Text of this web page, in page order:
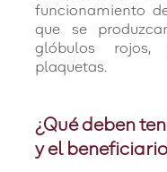
funcionamiento
que se
glóbulos
plaquetas.
¿Qué deben
y el